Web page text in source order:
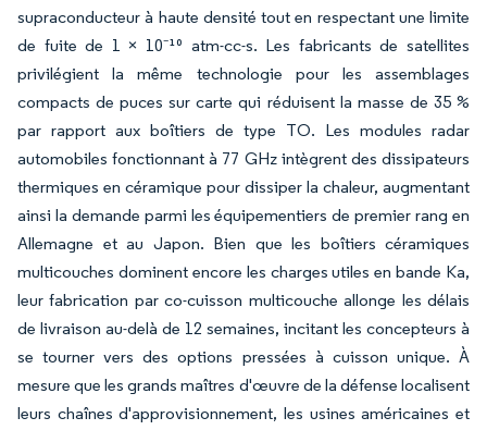
supraconducteur à haute densité tout en respectant une limite
de fuite de 1 × 10⁻¹⁰ atm-cc-s. Les fabricants de satellites
privilégient la même technologie pour les assemblages
compacts de puces sur carte qui réduisent la masse de 35 %
par rapport aux boîtiers de type TO. Les modules radar
automobiles fonctionnant à 77 GHz intègrent des dissipateurs
thermiques en céramique pour dissiper la chaleur, augmentant
ainsi la demande parmi les équipementiers de premier rang en
Allemagne et au Japon. Bien que les boîtiers céramiques
multicouches dominent encore les charges utiles en bande Ka,
leur fabrication par co-cuisson multicouche allonge les délais
de livraison au-delà de 12 semaines, incitant les concepteurs à
se tourner vers des options pressées à cuisson unique. À
mesure que les grands maîtres d'œuvre de la défense localisent
leurs chaînes d'approvisionnement, les usines américaines et